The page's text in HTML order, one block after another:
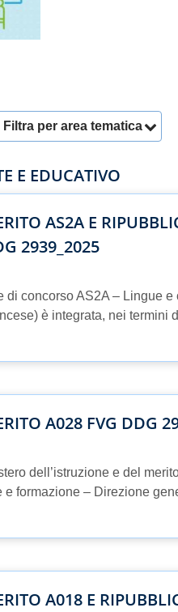
Filtra per area tematica
E EDUCATIVO
AS2A E
2939_2025
concorso AS2A – Lingue e
è integrata, nei termini
A028 FVG DDG
dell’istruzione e del
formazione – Direzione
A018 E